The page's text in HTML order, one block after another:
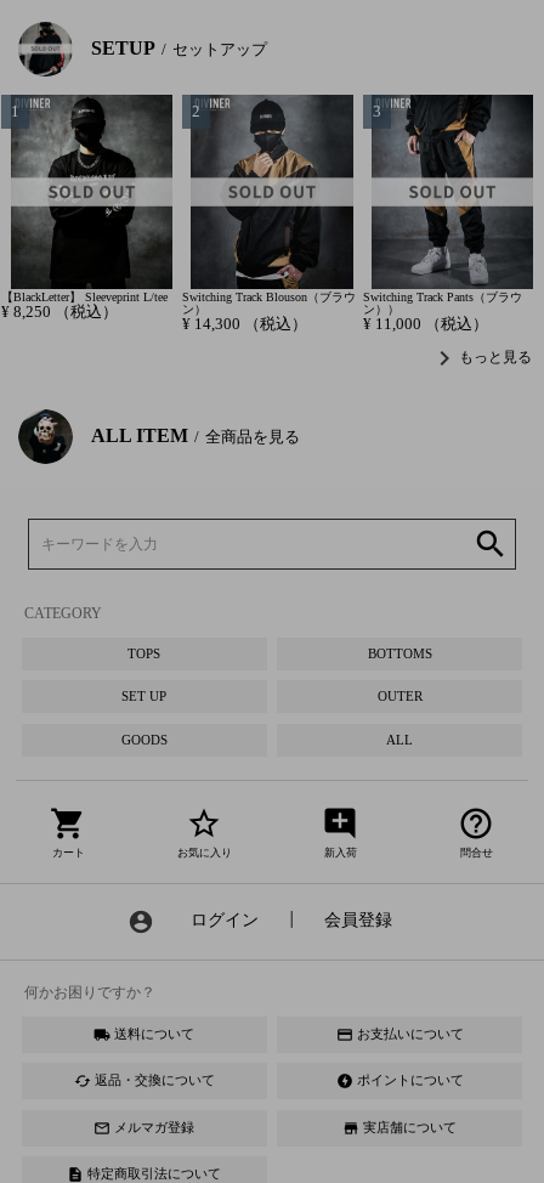
SETUP セットアップ
【BlackLetter】 Sleeveprint L/tee
¥ 8,250 （税込）
Switching Track Blouson（ブラウ
ン）
¥ 14,300 （税込）
Switching Track Pants（ブラウ
ン））
¥ 11,000 （税込）
chevron_right もっと見る
ALL ITEM 全商品を見る
search
CATEGORY
TOPS BOTTOMS
SET UP OUTER
GOODS ALL
shopping_cart
カート
star_border
お気に入り
add_comment
新入荷
help_outline
問合せ
account_circle ログイン 会員登録
何かお困りですか？
local_shipping 送料について credit_card お支払いについて
cached 返品・交換について offline_bolt ポイントについて
mail_outline メルマガ登録 store 実店舗について
description 特定商取引法について